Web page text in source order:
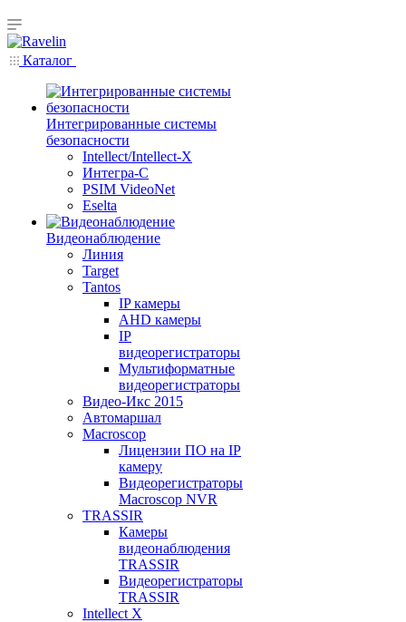
Каталог
Интегрированные системы
безопасности
Intellect/Intellect-X
Интегра-С
PSIM VideoNet
Eselta
Видеонаблюдение
Линия
Target
Tantos
IP камеры
AHD камеры
IP
видеорегистраторы
Мультиформатные
видеорегистраторы
Видео-Икс 2015
Автомаршал
Macroscop
Лицензии ПО на IP
камеру
Видеорегистраторы
Macroscop NVR
TRASSIR
Камеры
видеонаблюдения
TRASSIR
Видеорегистраторы
TRASSIR
Intellect X